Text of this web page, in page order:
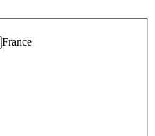
France